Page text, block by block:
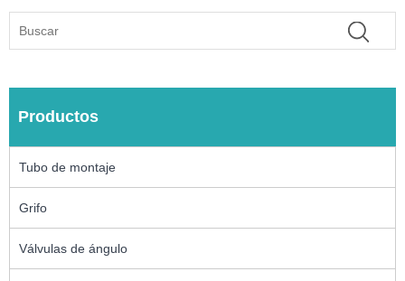
Productos
Tubo de montaje
Grifo
Válvulas de ángulo